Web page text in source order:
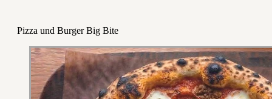
Pizza und Burger Big Bite